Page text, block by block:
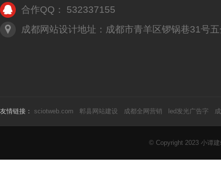
合作QQ： 532337155
成都网站设计地址：成都市青羊区锣锅巷31号
友情链接： sciotweb.com 郫县网站建设 成都全网营销 led发光广告字
© Copyright 2023 小谭